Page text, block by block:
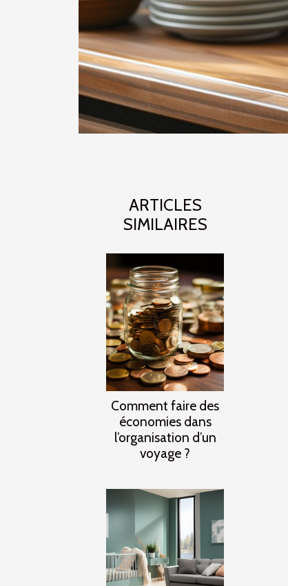
ARTICLES
SIMILAIRES
Comment faire des
économies dans
l’organisation d’un
voyage ?